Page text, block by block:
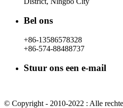
Bel ons
+86-13586578328
+86-574-88488737
Stuur ons een e-mail
© Copyright - 2010-2022 : Alle